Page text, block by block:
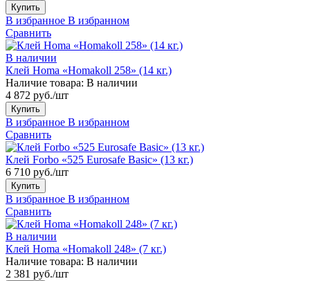
Купить
В избранное В избранном
Сравнить
В наличии
Клей Homa «Homakoll 258» (14 кг.)
Наличие товара: В наличии
4 872 руб./шт
Купить
В избранное В избранном
Сравнить
Клей Forbo «525 Eurosafe Basic» (13 кг.)
6 710 руб./шт
Купить
В избранное В избранном
Сравнить
В наличии
Клей Homa «Homakoll 248» (7 кг.)
Наличие товара: В наличии
2 381 руб./шт